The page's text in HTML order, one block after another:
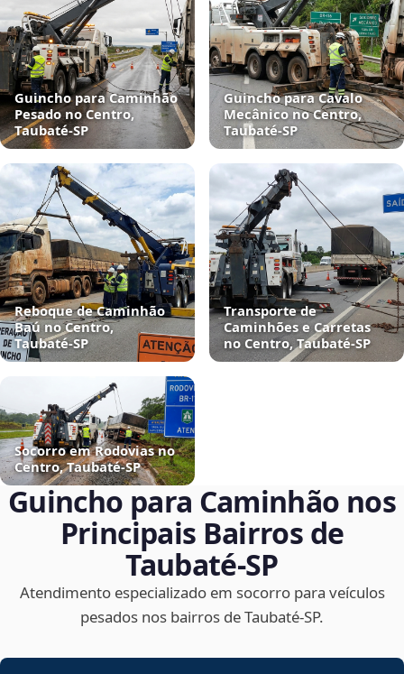
Guincho para Caminhão
Pesado no Centro,
Taubaté‑SP
Guincho para Cavalo
Mecânico no Centro,
Taubaté‑SP
Reboque de Caminhão
Baú no Centro,
Taubaté‑SP
Transporte de
Caminhões e Carretas
no Centro, Taubaté‑SP
Socorro em Rodovias no
Centro, Taubaté‑SP
Guincho para Caminhão nos
Principais Bairros de
Taubaté‑SP
Atendimento especializado em socorro para veículos
pesados nos bairros de Taubaté‑SP.